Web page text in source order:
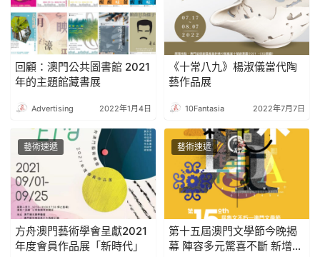
回顧：澳門公共圖書館 2021
年的主題館藏書展
Advertising 2022年1月4日
《十常八九》楊淑儀當代陶
藝作品展
10Fantasia 2022年7月7日
藝術速遞
方舟澳門藝術學會呈獻2021
年度會員作品展「新時代」
藝術速遞
第十五屆澳門文學節今晚揭
幕 陣容多元驚喜不斷 新增環